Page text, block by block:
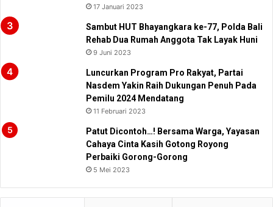
17 Januari 2023
Sambut HUT Bhayangkara ke-77, Polda Bali
Rehab Dua Rumah Anggota Tak Layak Huni
9 Juni 2023
Luncurkan Program Pro Rakyat, Partai
Nasdem Yakin Raih Dukungan Penuh Pada
Pemilu 2024 Mendatang
11 Februari 2023
Patut Dicontoh…! Bersama Warga, Yayasan
Cahaya Cinta Kasih Gotong Royong
Perbaiki Gorong-Gorong
5 Mei 2023